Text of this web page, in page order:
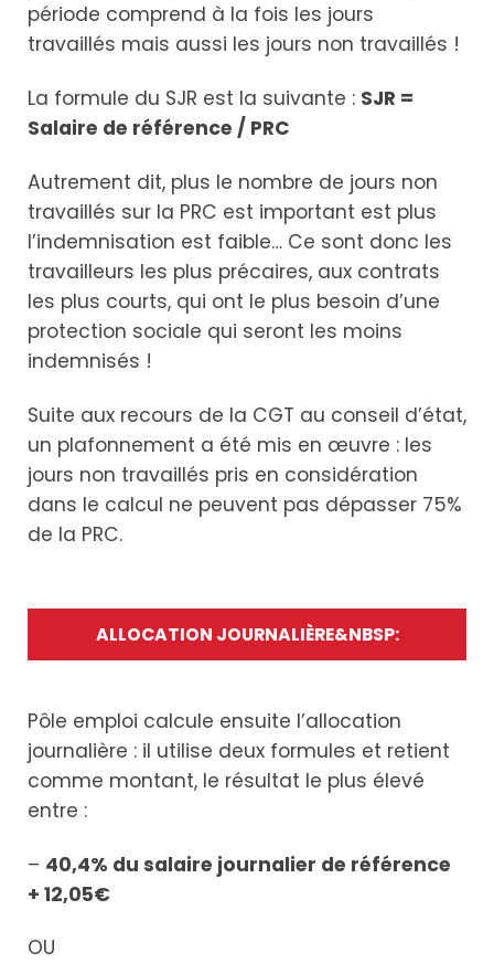
période comprend à la fois les jours
travaillés mais aussi les jours non travaillés !
La formule du SJR est la suivante : SJR =
Salaire de référence / PRC
Autrement dit, plus le nombre de jours non
travaillés sur la PRC est important est plus
l’indemnisation est faible… Ce sont donc les
travailleurs les plus précaires, aux contrats
les plus courts, qui ont le plus besoin d’une
protection sociale qui seront les moins
indemnisés !
Suite aux recours de la CGT au conseil d’état,
un plafonnement a été mis en œuvre : les
jours non travaillés pris en considération
dans le calcul ne peuvent pas dépasser 75%
de la PRC.
ALLOCATION JOURNALIÈRE&NBSP:
Pôle emploi calcule ensuite l’allocation
journalière : il utilise deux formules et retient
comme montant, le résultat le plus élevé
entre :
– 40,4% du salaire journalier de référence
+ 12,05€
OU